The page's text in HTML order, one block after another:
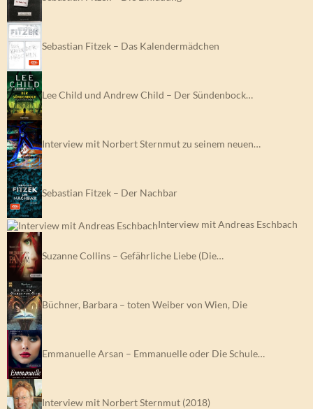
Sebastian Fitzek – Das Kalendermädchen
Lee Child und Andrew Child – Der Sündenbock…
Interview mit Norbert Sternmut zu seinem neuen…
Sebastian Fitzek – Der Nachbar
Interview mit Andreas Eschbach
Suzanne Collins – Gefährliche Liebe (Die…
Büchner, Barbara – toten Weiber von Wien, Die
Emmanuelle Arsan – Emmanuelle oder Die Schule…
Interview mit Norbert Sternmut (2018)